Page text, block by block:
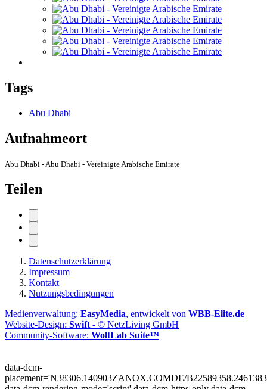
Tags
Abu Dhabi
Aufnahmeort
Abu Dhabi - Abu Dhabi - Vereinigte Arabische Emirate
Teilen
Datenschutzerklärung
Impressum
Kontakt
Nutzungsbedingungen
Medienverwaltung: EasyMedia, entwickelt von WBB-Elite.de
Website-Design: Swift - © NetzLiving GmbH
Community-Software: WoltLab Suite™
data-dcm-
placement='N38306.140903ZANOX.COMDE/